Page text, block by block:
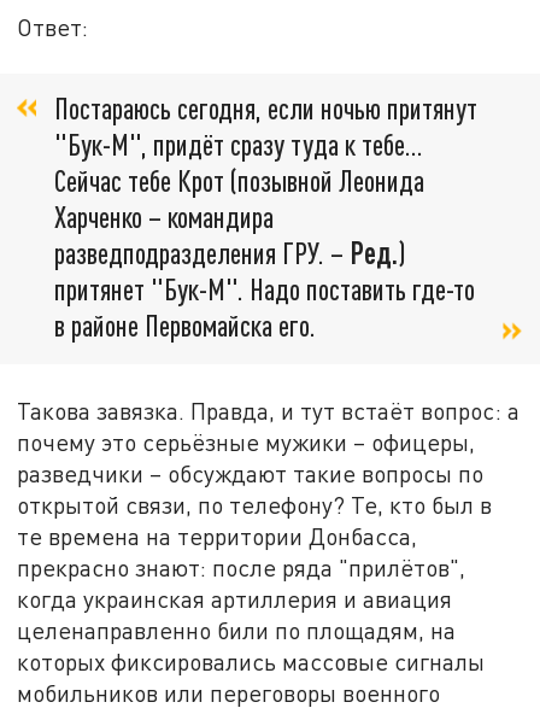
Ответ:
Постараюсь сегодня, если ночью притянут
"Бук-М", придёт сразу туда к тебе...
Сейчас тебе Крот (позывной Леонида
Харченко – командира
разведподразделения ГРУ. – Ред.)
притянет "Бук-М". Надо поставить где-то
в районе Первомайска его.
Такова завязка. Правда, и тут встаёт вопрос: а
почему это серьёзные мужики – офицеры,
разведчики – обсуждают такие вопросы по
открытой связи, по телефону? Те, кто был в
те времена на территории Донбасса,
прекрасно знают: после ряда "прилётов",
когда украинская артиллерия и авиация
целенаправленно били по площадям, на
которых фиксировались массовые сигналы
мобильников или переговоры военного